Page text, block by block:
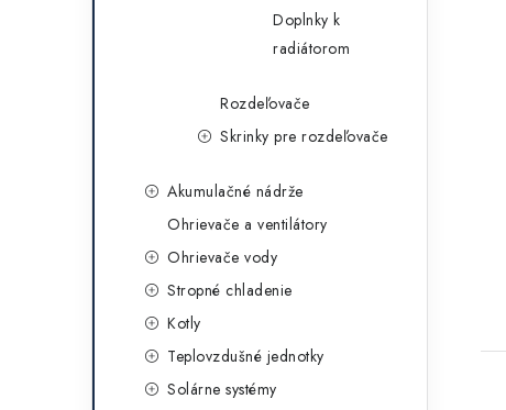
Doplnky k
radiátorom
Rozdeľovače
Skrinky pre rozdeľovače
Akumulačné nádrže
Ohrievače a ventilátory
Ohrievače vody
Stropné chladenie
Kotly
Teplovzdušné jednotky
Solárne systémy